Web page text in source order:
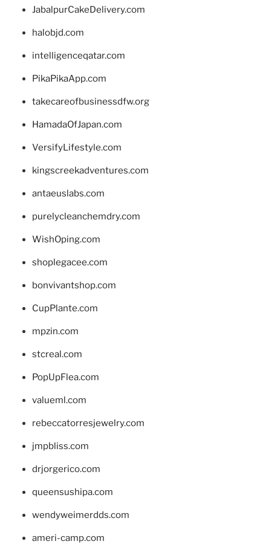
JabalpurCakeDelivery.com
halobjd.com
intelligenceqatar.com
PikaPikaApp.com
takecareofbusinessdfw.org
HamadaOfJapan.com
VersifyLifestyle.com
kingscreekadventures.com
antaeuslabs.com
purelycleanchemdry.com
WishOping.com
shoplegacee.com
bonvivantshop.com
CupPlante.com
mpzin.com
stcreal.com
PopUpFlea.com
valueml.com
rebeccatorresjewelry.com
jmpbliss.com
drjorgerico.com
queensushipa.com
wendyweimerdds.com
ameri-camp.com